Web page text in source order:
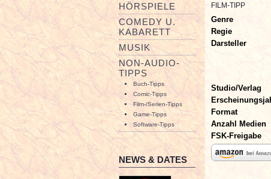
HÖRSPIELE
COMEDY U.
KABARETT
MUSIK
NON-AUDIO-
TIPPS
Buch-Tipps
Comic-Tipps
Film-/Serien-Tipps
Game-Tipps
Software-Tipps
NEWS & DATES
FILM-TIPP
Genre
Regie
Darsteller
Studio/Verlag
Format
Anzahl Medien
FSK-Freigabe